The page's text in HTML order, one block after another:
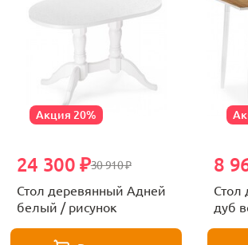
Акция 20%
30 910 ₽
24 300 ₽
Стол деревянный Адней
белый / рисунок
8
Стол
дуб